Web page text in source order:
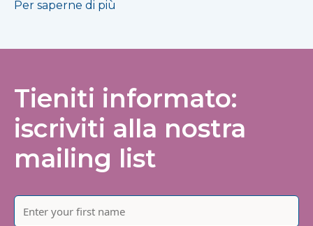
Per saperne di più
Tieniti informato:
iscriviti alla nostra
mailing list